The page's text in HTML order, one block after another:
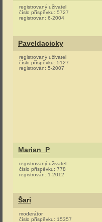
registrovaný uživatel
číslo příspěvku: 5727
registrován: 6-2004
Paveldacicky
registrovaný uživatel
číslo příspěvku: 5127
registrován: 5-2007
Marian_P
registrovaný uživatel
číslo příspěvku: 778
registrován: 1-2012
Šari
moderátor
číslo příspěvku: 15357